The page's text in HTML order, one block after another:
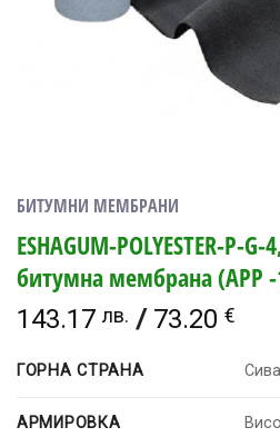
БИТУМНИ МЕМБРАНИ
ESHAGUM-POLYESTER-P-
битумна мембрана (APP -
143.17лв. / 73.20 €
ГОРНА СТРАНА
АРМИРОВКА